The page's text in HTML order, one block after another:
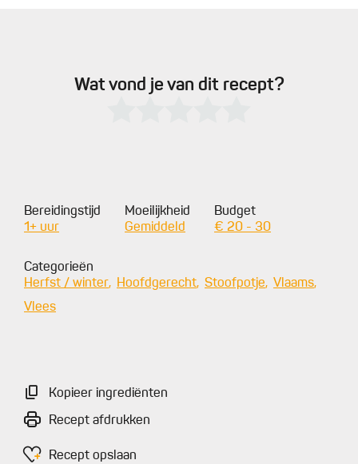
Wat vond je van dit recept?
Bereidingstijd
1+ uur
Moeilijkheid
Gemiddeld
Budget
€ 20 - 30
Categorieën
Herfst / winter
Hoofdgerecht Stoofpotje
Vlaams
Vlees
Kopieer ingrediënten
Recept afdrukken
Recept opslaan